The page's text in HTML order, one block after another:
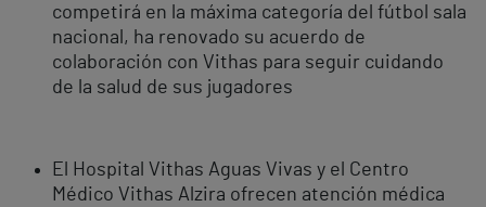
competirá en la máxima categoría del fútbol sala
nacional, ha renovado su acuerdo de
colaboración con Vithas para seguir cuidando
de la salud de sus jugadores
El Hospital Vithas Aguas Vivas y el Centro
Médico Vithas Alzira ofrecen atención médica